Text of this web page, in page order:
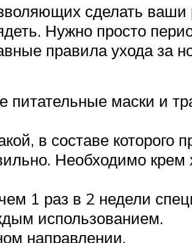
сделать
Нужно просто
правила ухода за
маски и
в составе которого
Необходимо
1 раз в 2 недели
использованием.
направлении.